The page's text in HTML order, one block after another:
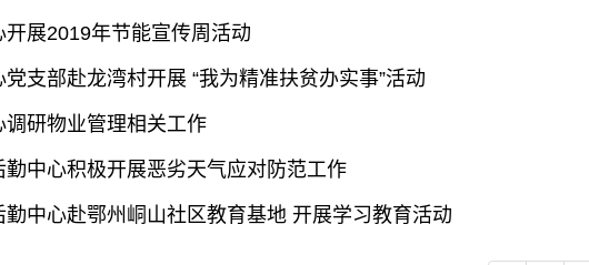
类命运共同体作出更大贡献。
开展2019年节能宣传周活动
党支部赴龙湾村开展 “我为精准扶贫办实事”活动
调研物业管理相关工作
勤中心积极开展恶劣天气应对防范工作
勤中心赴鄂州峒山社区教育基地 开展学习教育活动